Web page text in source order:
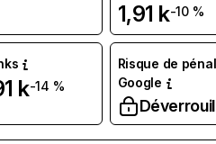
1,91 k-10 %
k-14 %
Risque de
Google